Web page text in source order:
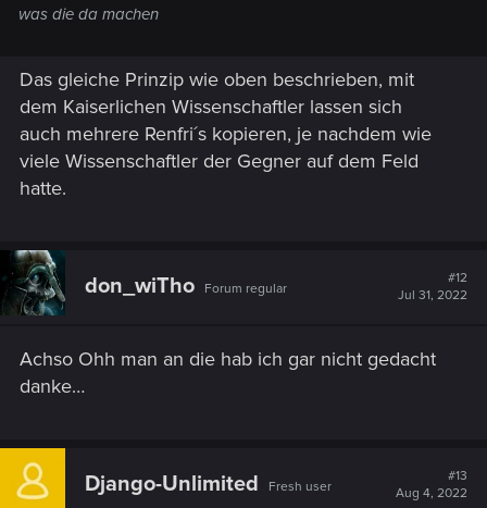
was die da machen
Das gleiche Prinzip wie oben beschrieben, mit
dem Kaiserlichen Wissenschaftler lassen sich
auch mehrere Renfri´s kopieren, je nachdem wie
viele Wissenschaftler der Gegner auf dem Feld
hatte.
don_wiTho Forum regular
#12
Jul 31, 2022
Achso Ohh man an die hab ich gar nicht gedacht
danke…
Django-Unlimited Fresh user
#13
Aug 4, 2022